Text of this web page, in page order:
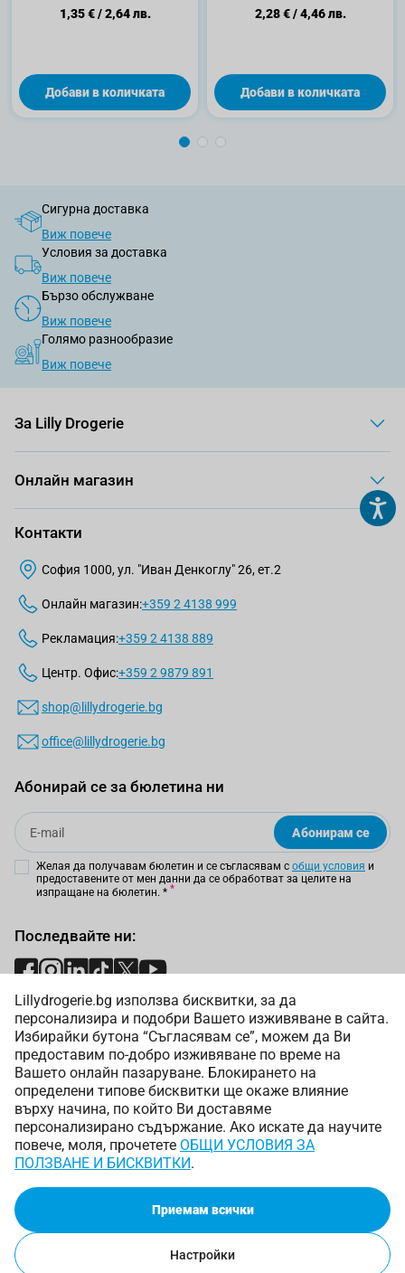
Lillydrogerie.bg използва бисквитки, за да
персонализира и подобри Вашето изживяване в сайта.
Избирайки бутона “Съгласявам се”, можем да Ви
предоставим по-добро изживяване по време на
Вашето онлайн пазаруване. Блокирането на
определени типове бисквитки ще окаже влияние
върху начина, по който Ви доставяме
персонализирано съдържание. Ако искате да научите
повече, моля, прочетете ОБЩИ УСЛОВИЯ ЗА
ПОЛЗВАНЕ И БИСКВИТКИ.
Приемам всички
Настройки
бр.
1,35 €/2,64 лв.
Добави в количката
2,28 €/4,46 лв.
Добави в количката
Сигурна доставка
Виж повече
Условия за доставка
Виж повече
Бързо обслужване
Виж повече
Голямо разнообразие
Виж повече
За Lilly Drogerie
Онлайн магазин
Контакти
София 1000, ул. "Иван Денкоглу" 26, ет.2
Онлайн магазин:+359 2 4138 999
Рекламация:+359 2 4138 889
Центр. Офис:+359 2 9879 891
shop@lillydrogerie.bg
office@lillydrogerie.bg
Абонирай се за бюлетина ни
Email
Абонирам се
Желая да получавам бюлетин и се съгласявам с общи условия и
предоставените от мен данни да се обработват за целите на
изпращане на бюлетин. *
Последвайте ни:
Начини на плащане:
Начини на доставка:
Copyright © 2025 Лили Дрогерие ЕООД. Всички права
запазени.
Онлайн магазин от